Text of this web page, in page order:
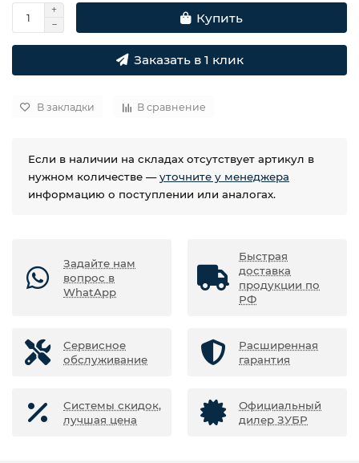
Купить
Заказать в 1 клик
В закладки В сравнение
Если в наличии на складах отсутствует артикул в
нужном количестве —уточните у менеджера
информацию о поступлении или аналогах.
Задайте нам
вопрос в
WhatApp
Быстрая
доставка
продукции по
РФ
Сервисное
обслуживание
Расширенная
гарантия
Системы скидок,
лучшая цена
Официальный
дилер ЗУБР